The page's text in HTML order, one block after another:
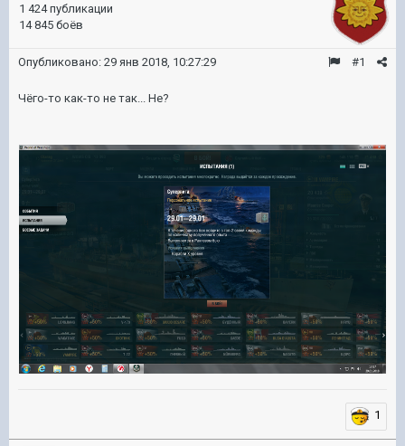
1 424 публикации
14 845 боёв
#1
Опубликовано: 29 янв 2018, 10:27:29
Чёго-то как-то не так... Не?
1